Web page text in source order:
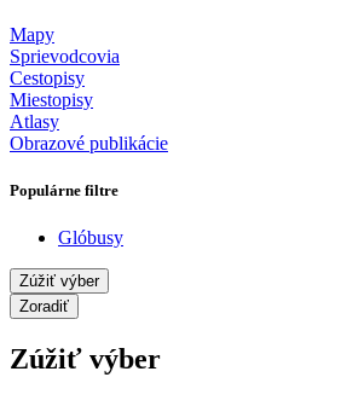
Mapy
Sprievodcovia
Cestopisy
Miestopisy
Atlasy
Obrazové publikácie
Populárne filtre
Glóbusy
Zúžiť výber
Zoradiť
Zúžiť výber